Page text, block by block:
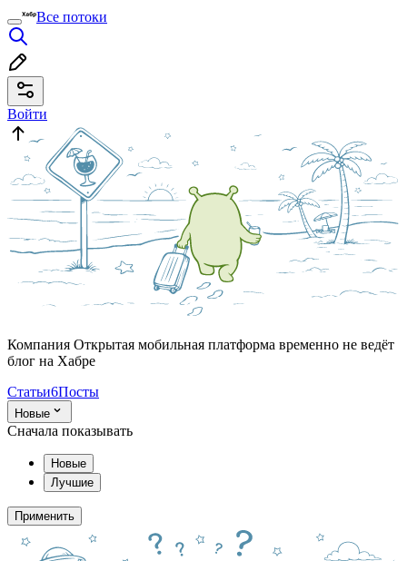
Все потоки
Войти
Компания Открытая мобильная платформа временно не ведёт
блог на Хабре
Статьи6Посты
Новые
Сначала показывать
Новые
Лучшие
Применить